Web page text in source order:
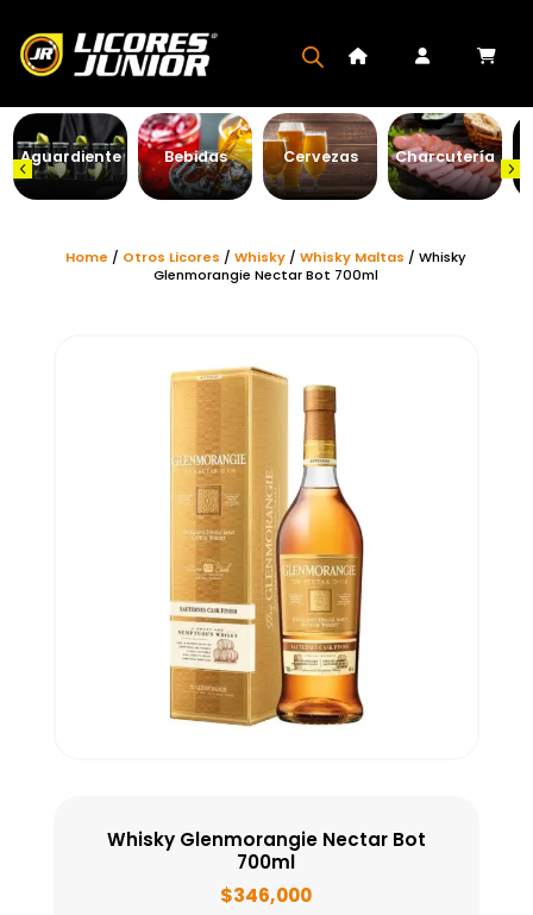
Aguardiente Bebidas Cervezas Charcutería
Home / Otros Licores /Whisky /Whisky Maltas / Whisky
Glenmorangie Nectar Bot 700ml
Whisky Glenmorangie Nectar Bot
700ml
$346,000